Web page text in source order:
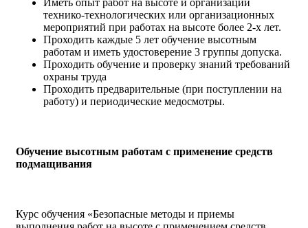
технико-технологических или организационных
мероприятий при работах на высоте более 2-х лет.
Проходить каждые 5 лет обучение высотным
работам и иметь удостоверение 3 группы допуска.
Проходить обучение и проверку знаний требований
охраны труда
Проходить предварительные (при поступлении на
работу) и периодические медосмотры.
Обучение высотным работам с применение средств
подмащивания
Курс обучения «Безопасные методы и приемы